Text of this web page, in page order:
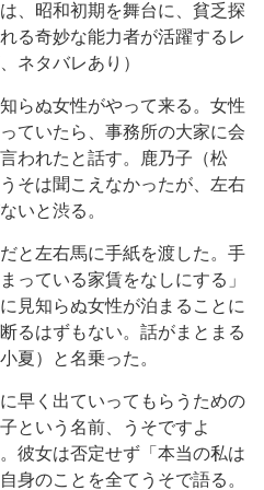
、昭和初期を舞台に、貧乏探
る奇妙な能力者が活躍するレ
ネタバレあり）
らぬ女性がやって来る。女性
ていたら、事務所の大家に会
われたと話す。鹿乃子（松
そは聞こえなかったが、左右
いと渋る。
と左右馬に手紙を渡した。手
っている家賃をなしにする」
見知らぬ女性が泊まることに
るはずもない。話がまとまる
夏）と名乗った。
早く出ていってもらうための
という名前、うそですよ
彼女は否定せず「本当の私は
身のことを全てうそで語る。